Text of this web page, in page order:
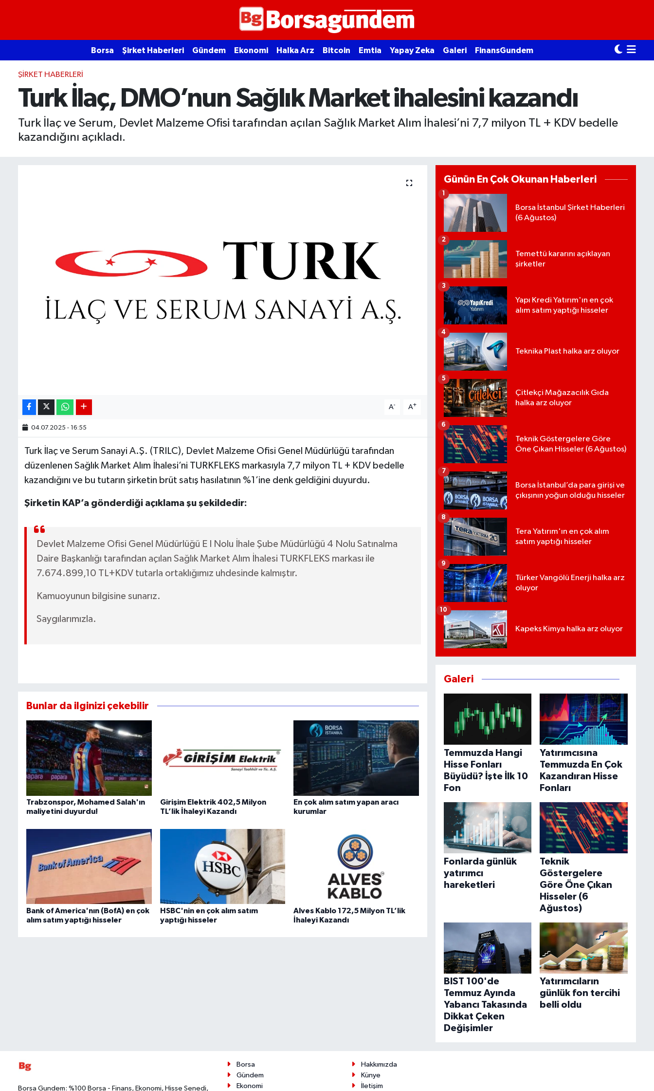
Borsa Şirket Haberleri Gündem Ekonomi Halka Arz Bitcoin Emtia Yapay Zeka Galeri FinansGundem
ŞIRKET HABERLERI
Turk İlaç, DMO’nun Sağlık Market ihalesini kazandı
Turk İlaç ve Serum, Devlet Malzeme Ofisi tarafından açılan Sağlık Market Alım İhalesi’ni 7,7 milyon TL + KDV bedelle
kazandığını açıkladı.
A- A+
04.07.2025 - 16:55
Turk İlaç ve Serum Sanayi A.Ş. (TRILC), Devlet Malzeme Ofisi Genel Müdürlüğü tarafından
düzenlenen Sağlık Market Alım İhalesi’ni TURKFLEKS markasıyla 7,7 milyon TL + KDV bedelle
kazandığını ve bu tutarın şirketin brüt satış hasılatının %1’ine denk geldiğini duyurdu.
Şirketin KAP’a gönderdiği açıklama şu şekildedir:
Devlet Malzeme Ofisi Genel Müdürlüğü E I Nolu İhale Şube Müdürlüğü 4 Nolu Satınalma
Daire Başkanlığı tarafından açılan Sağlık Market Alım İhalesi TURKFLEKS markası ile
7.674.899,10 TL+KDV tutarla ortaklığımız uhdesinde kalmıştır.
Kamuoyunun bilgisine sunarız.
Saygılarımızla.
Bunlar da ilginizi çekebilir
Trabzonspor, Mohamed Salah'ın
maliyetini duyurdu!
Girişim Elektrik 402,5 Milyon
TL’lik İhaleyi Kazandı
En çok alım satım yapan aracı
kurumlar
Bank of America'nın (BofA) en çok
alım satım yaptığı hisseler
HSBC'nin en çok alım satım
yaptığı hisseler
Alves Kablo 172,5 Milyon TL’lik
İhaleyi Kazandı
Günün En Çok Okunan Haberleri
Borsa İstanbul Şirket Haberleri
(6 Ağustos)
1
Temettü kararını açıklayan
şirketler
2
Yapı Kredi Yatırım'ın en çok
alım satım yaptığı hisseler
3
Teknika Plast halka arz oluyor
4
Çitlekçi Mağazacılık Gıda
halka arz oluyor
5
Teknik Göstergelere Göre
Öne Çıkan Hisseler (6 Ağustos)
6
Borsa İstanbul’da para girişi ve
çıkışının yoğun olduğu hisseler
7
Tera Yatırım'ın en çok alım
satım yaptığı hisseler
8
Türker Vangölü Enerji halka arz
oluyor
9
Kapeks Kimya halka arz oluyor
10
Galeri
Temmuzda Hangi
Hisse Fonları
Büyüdü? İşte İlk 10
Fon
Yatırımcısına
Temmuzda En Çok
Kazandıran Hisse
Fonları
Fonlarda günlük
yatırımcı
hareketleri
Teknik
Göstergelere
Göre Öne Çıkan
Hisseler (6
Ağustos)
BIST 100'de
Temmuz Ayında
Yabancı Takasında
Dikkat Çeken
Değişimler
Yatırımcıların
günlük fon tercihi
belli oldu
Borsa Gundem: %100 Borsa - Finans, Ekonomi, Hisse Senedi,
Borsa
Hakkımızda
Gündem
Künye
Ekonomi
İletişim
Ekonomi
Emtia
Gündem
Coin Isı Haritası
Kiripto Para Piyasası